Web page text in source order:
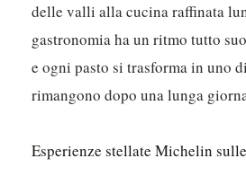
delle valli alla cucina raffinata
gastronomia ha un ritmo tutto
e ogni pasto si trasforma in uno
rimangono dopo una lunga
Esperienze stellate Michelin